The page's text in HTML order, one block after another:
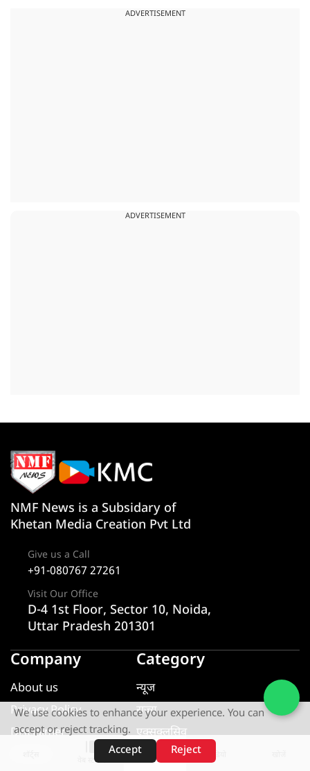
ADVERTISEMENT
ADVERTISEMENT
वेब स्टोरीज़
NMF News is a Subsidary of
Khetan Media Creation Pvt Ltd
Give us a Call
+91-080767 27261
Visit Our Office
D-4 1st Floor, Sector 10, Noida,
Uttar Pradesh 201301
Company
About us
Privacy Policy
Disclaimer
Category
न्यूज
राज्य
एक्सक्लूसिव
यूटीलिटी
We use cookies to enhance your experience. You can
accept or reject tracking.
Accept
Reject